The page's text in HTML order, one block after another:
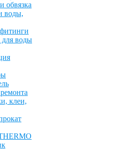
обвязка
воды,
воды
клеи,